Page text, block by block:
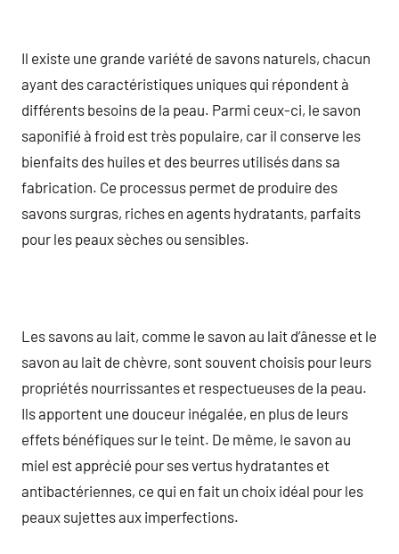
Il existe une grande variété de savons naturels, chacun
ayant des caractéristiques uniques qui répondent à
différents besoins de la peau. Parmi ceux-ci, le savon
saponifié à froid est très populaire, car il conserve les
bienfaits des huiles et des beurres utilisés dans sa
fabrication. Ce processus permet de produire des
savons surgras, riches en agents hydratants, parfaits
pour les peaux sèches ou sensibles.
Les savons au lait, comme le savon au lait d’ânesse et le
savon au lait de chèvre, sont souvent choisis pour leurs
propriétés nourrissantes et respectueuses de la peau.
Ils apportent une douceur inégalée, en plus de leurs
effets bénéfiques sur le teint. De même, le savon au
miel est apprécié pour ses vertus hydratantes et
antibactériennes, ce qui en fait un choix idéal pour les
peaux sujettes aux imperfections.